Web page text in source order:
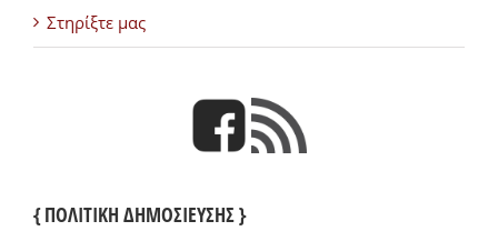
Στηρίξτε μας
{ ΠΟΛΙΤΙΚΗ ΔΗΜΟΣΙΕΥΣΗΣ }